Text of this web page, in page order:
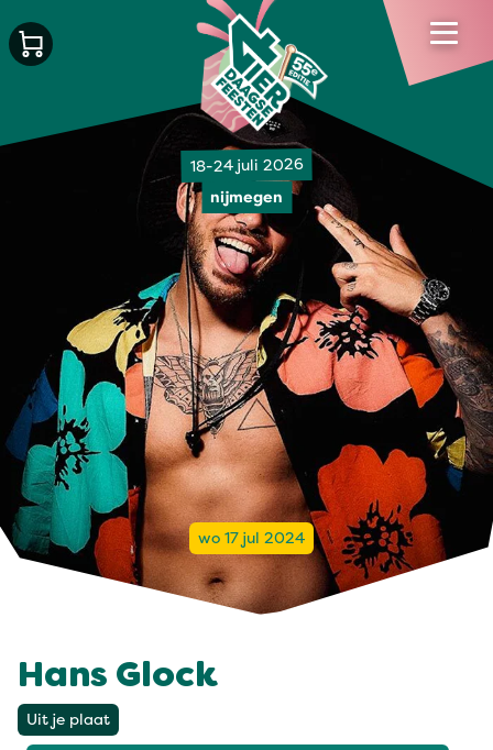
18-24 juli 2026
nijmegen
wo 17 jul 2024
Hans Glock
Uit je plaat